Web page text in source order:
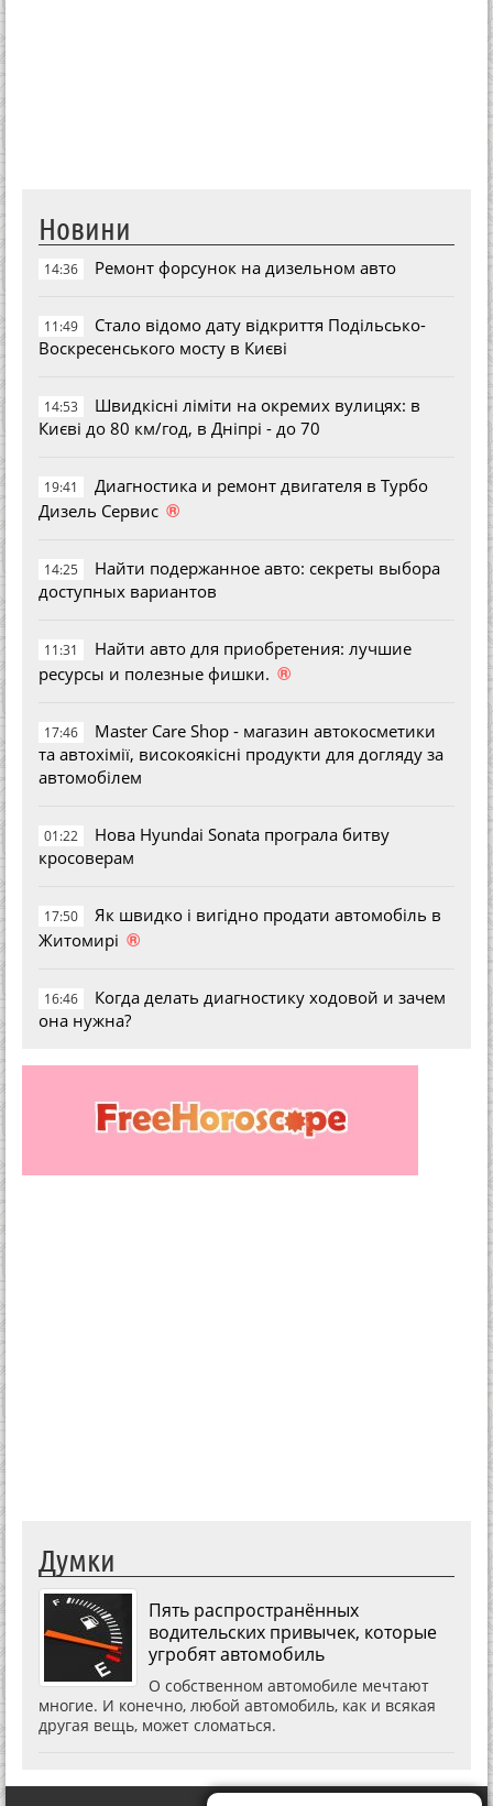
Новини
14:36 Ремонт форсунок на дизельном авто
11:49
Стало відомо дату відкриття Подільсько-
Воскресенського мосту в Києві
14:53
Швидкісні ліміти на окремих вулицях: в
Києві до 80 км/год, в Дніпрі - до 70
19:41
Диагностика и ремонт двигателя в Турбо
Дизель Сервис ®
14:25
Найти подержанное авто: секреты выбора
доступных вариантов
11:31
Найти авто для приобретения: лучшие
ресурсы и полезные фишки. ®
17:46
Master Care Shop - магазин автокосметики
та автохімії, високоякісні продукти для догляду за
автомобілем
01:22
Нова Hyundai Sonata програла битву
кросоверам
17:50
Як швидко і вигідно продати автомобіль в
Житомирі ®
16:46
Когда делать диагностику ходовой и зачем
она нужна?
Думки
Пять распространённых
водительских привычек, которые
угробят автомобиль
О собственном автомобиле мечтают
многие. И конечно, любой автомобиль, как и всякая
другая вещь, может сломаться.